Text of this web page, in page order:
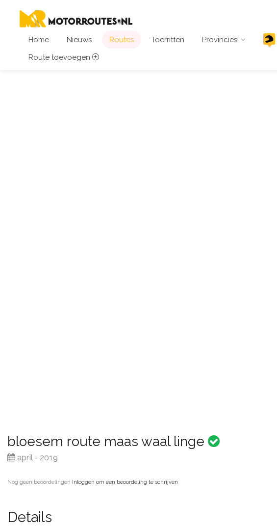
Home Nieuws Routes Toerritten Provincies
Route toevoegen
bloesem route maas waal linge
april - 2019
Nog geen beoordelingen·Inloggen om een beoordeling te schrijven
Details